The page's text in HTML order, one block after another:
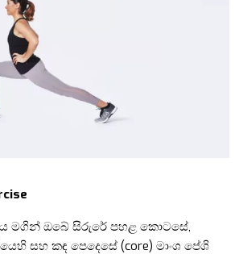
මගින් ඔබේ සිරුරේ පහළ කොටසේ,
සහ කඳ පෙදෙසේ (core) මාංශ පේශි